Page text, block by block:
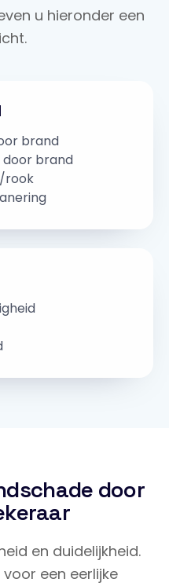
u hieronder een
brand
door brand
rook
door
en duidelijkheid.
een eerlijke